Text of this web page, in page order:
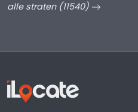
alle straten (11540)